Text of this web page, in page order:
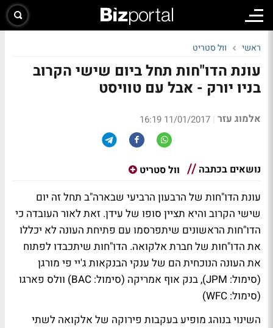
ראשי וול סטריט
עונת הדו"חות תחל ביום שישי הקרוב
בניו יורק - אבל עם טוויסט
אלמוג עזר |
11/01/2017 16:19
נושאים בכתבה וול סטריט
עונת הדו"חות של הרבעון הרביעי שבארה"ב תחל זה יום
שישי הקרוב והיא תציין סופו של עידן. זאת לאור העובדה כי
הדו"חות הראשונים שיתפרסמו עם פתיחת העונה לא יכללו
את הדו"חות של חברת אלקואה. הדו"חות שיתכבדו לפתוח
את העונה הנוכחית הם של ענקי הבנקאות ג'יי פי מורגן
(סימול: JPM), בנק אוף אמריקה (סימול: BAC) וולס פארגו
(סימול: WFC)
השינוי בנוהג מופיע בעקבות פירוקה של אלקואה לשתי